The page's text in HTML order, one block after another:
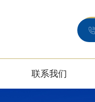
联系我们